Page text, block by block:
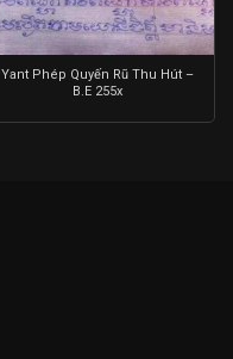
Yant Phép Quyến Rũ Thu Hút –
B.E 255x